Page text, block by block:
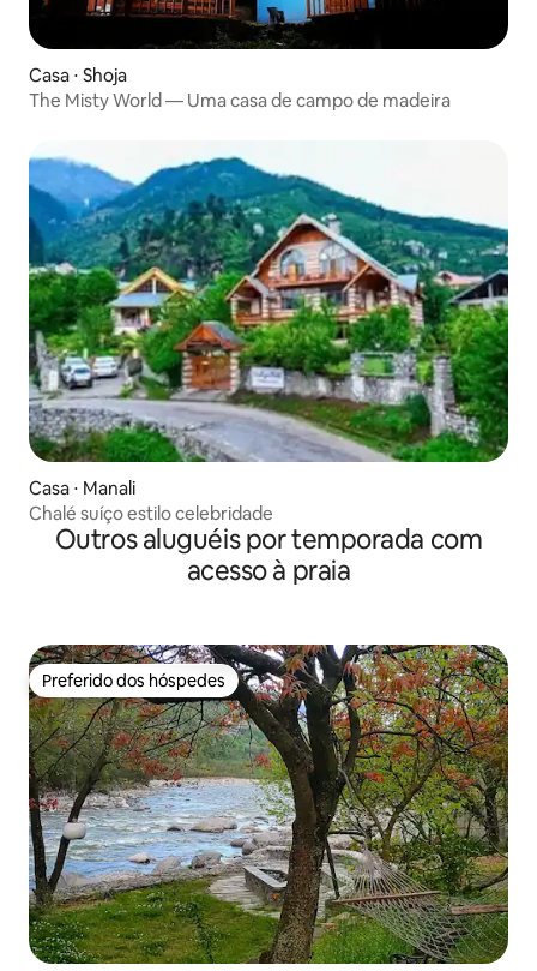
Casa ⋅ Shoja
The Misty World — Uma casa de campo de madeira
Casa ⋅ Manali
Chalé suíço estilo celebridade
Outros aluguéis por temporada com
acesso à praia
Preferido dos hóspedes
Preferido dos hóspedes